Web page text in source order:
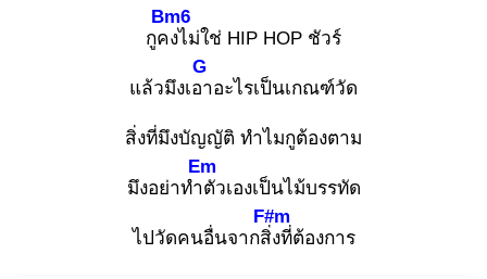
กูคง
Bm6
ไม่ใช่ HIP HOP ชัวร์
แล้วมึงเอา
G
อะไรเป็นเกณฑ์วัด
สิ่งที่มึงบัญญัติ ทำไมกูต้องตาม
มึงอย่าทำตั
Em
วเองเป็นไม้บรรทัด
ไปวัดคนอื่นจากสิ่ง
F#m
ที่ต้องการ